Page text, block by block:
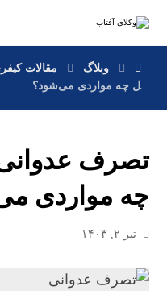
وبلاگ مقالات
ل چه مواردی می‌شود؟
تصرف
چه مواردی
تیر ۲, ۱۴۰۳